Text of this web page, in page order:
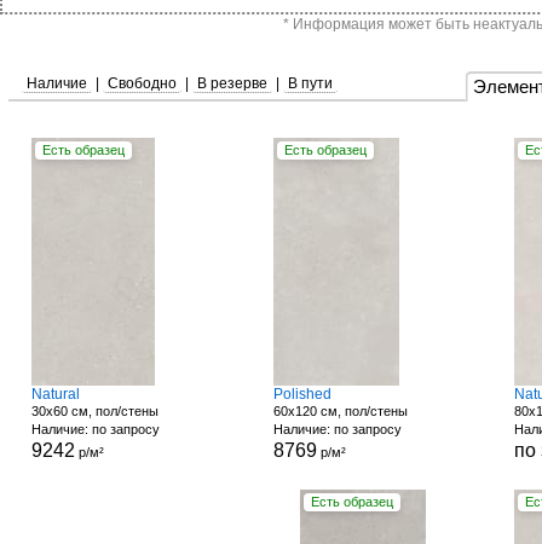
* Информация может быть
Наличие Свободно В резерве В пути
Есть образец
Natural
30x60 см, пол/стены
Наличие: по запросу
9242 р/м²
Есть образец
Polished
60x120 см, пол/стены
Наличие: по запросу
8769р/м² по
Есть образец